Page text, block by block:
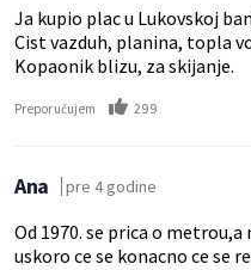
Ja kupio plac u Lukovskoj
Cist vazduh, planina, topla
Kopaonik blizu, za skijanje.
Preporučujem 299
Ana pre 4 godine
Od 1970. se prica o
uskoro ce se konacno ce se